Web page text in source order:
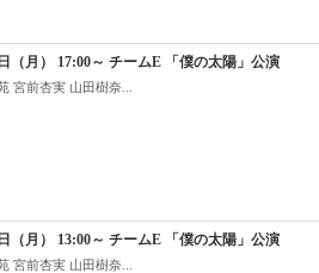
（月） 17:00～ チームE 「僕の太陽」公演
宮前杏実 山田樹奈...
（月） 13:00～ チームE 「僕の太陽」公演
宮前杏実 山田樹奈...